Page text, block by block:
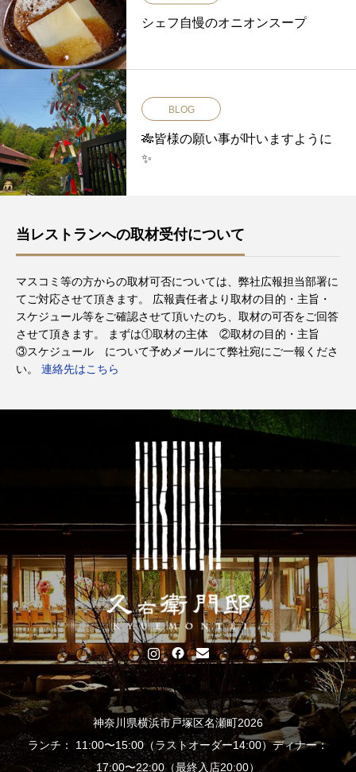
シェフ自慢のオニオンスープ
BLOG
🎋皆様の願い事が叶いますように
✨
当レストランへの取材受付について
マスコミ等の方からの取材可否については、弊社広報担当部署に
てご対応させて頂きます。 広報責任者より取材の目的・主旨・
スケジュール等をご確認させて頂いたのち、取材の可否をご回答
させて頂きます。 まずは①取材の主体 ②取材の目的・主旨
③スケジュール について予めメールにて弊社宛にご一報くださ
い。 連絡先はこちら
神奈川県横浜市戸塚区名瀬町2026
ランチ： 11:00〜15:00（ラストオーダー14:00）ディナー：
17:00〜22:00（最終入店20:00）